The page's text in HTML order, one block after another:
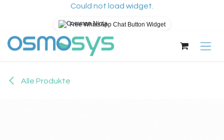
Could not load widget.
Free WhatsApp Chat Button Widget
Zum Inhalt springen
Alle Produkte